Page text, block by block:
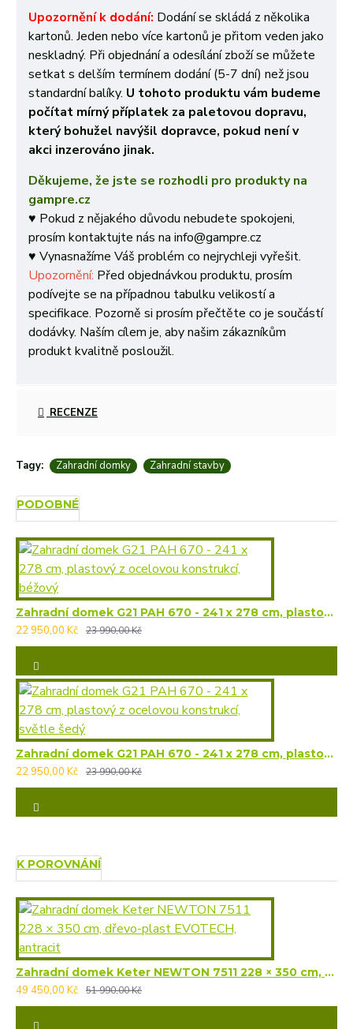
Upozornění k dodání: Dodání se skládá z několika
kartonů. Jeden nebo více kartonů je přitom veden jako
neskladný. Při objednání a odesílání zboží se můžete
setkat s delším termínem dodání (5-7 dní) než jsou
standardní balíky. U tohoto produktu vám budeme
počítat mírný příplatek za paletovou dopravu,
který bohužel navýšil dopravce, pokud není v
akci inzerováno jinak.
Děkujeme, že jste se rozhodli pro produkty na
gampre.cz
♥ Pokud z nějakého důvodu nebudete spokojeni,
prosím kontaktujte nás na info@gampre.cz
♥ Vynasnažíme Váš problém co nejrychleji vyřešit.
Upozornění: Před objednávkou produktu, prosím
podívejte se na případnou tabulku velikostí a
specifikace. Pozorně si prosím přečtěte co je součástí
dodávky. Naším cílem je, aby našim zákazníkům
produkt kvalitně posloužil.
RECENZE
Tagy: Zahradní domky Zahradní stavby
PODOBNÉ
Zahradní domek G21 PAH 670 - 241 x 278 cm, plastový z ocelovou konstrukcí, béžový
22 950,00 Kč
23 990,00 Kč
Zahradní domek G21 PAH 670 - 241 x 278 cm, plastový z ocelovou konstrukcí, světle šedý
22 950,00 Kč
23 990,00 Kč
K POROVNÁNÍ
Zahradní domek Keter NEWTON 7511 228 × 350 cm, dřevo-plast EVOTECH, antracit
49 450,00 Kč
51 990,00 Kč